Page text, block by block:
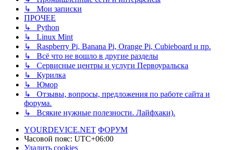
↳ Мои записки
ПРОЧЕЕ
↳ Python
↳ Linux Mint
↳ Raspberry Pi, Banana Pi, Orange Pi, Cubieboard и пр.
↳ Всё что не вошло в другие разделы
↳ Сервисные центры и услуги Первоуральска
↳ Курилка
↳ Юмор
↳ Отзывы, вопросы, предложения по работе сайта и
форума.
↳ Всякие нужные полезности. Лайфхаки).
YOURDEVICE.NET ФОРУМ
Часовой пояс: UTC+06:00
Удалить cookies